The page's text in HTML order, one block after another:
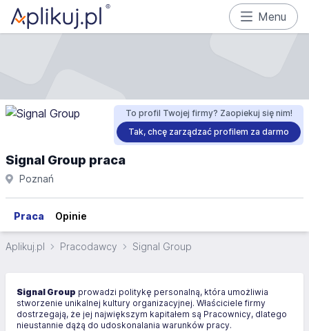
Menu
To profil Twojej firmy? Zaopiekuj się nim!
Tak, chcę zarządzać profilem za darmo
Signal Group praca
Poznań
Praca Opinie
Aplikuj.pl Pracodawcy Signal Group
Signal Group prowadzi politykę personalną, która umożliwia
stworzenie unikalnej kultury organizacyjnej. Właściciele firmy
dostrzegają, że jej największym kapitałem są Pracownicy, dlatego
nieustannie dążą do udoskonalania warunków pracy.